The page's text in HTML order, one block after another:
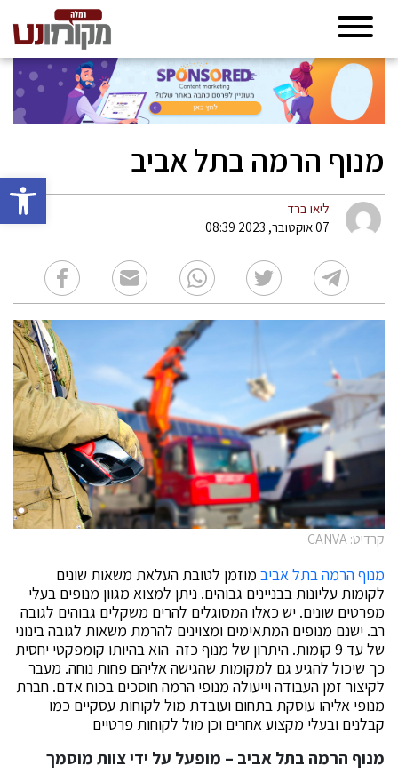
פתח
מנוף הרמה בתל אביב
ליאו ברד
07 אוקטובר, 2023 08:39
קרדיט: CANVA
מנוף הרמה בתל אביב מוזמן לטובת העלאת משאות שונים
לקומות עליונות בבניינים גבוהים. ניתן למצוא מגוון מנופים בעלי
מפרטים שונים. יש כאלו המסוגלים להרים משקלים גבוהים לגובה
רב. ישנם מנופים המתאימים ומצוינים להרמת משאות לגובה בינוני
של עד 9 קומות. היתרון של מנוף כזה הוא בהיותו קומפקטי יחסית
כך שיכול להגיע גם למקומות שהגישה אליהם פחות נוחה. מעבר
לקיצור זמן העבודה וייעולה מנופי הרמה חוסכים בכוח אדם. חברת
מנופי אליהו עוסקת בתחום ועובדת מול לקוחות עסקיים כמו
קבלנים ובעלי מקצוע אחרים וכן מול לקוחות פרטיים
מנוף הרמה בתל אביב – מופעל על ידי צוות מוסמך